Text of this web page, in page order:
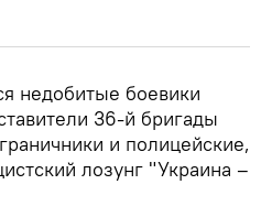
недобитые боевики
36-й бригады
и полицейские,
лозунг "Украина –